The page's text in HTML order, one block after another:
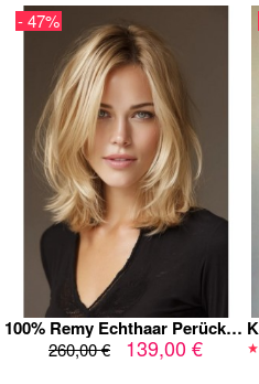
100% Remy Echthaar Perücke Damen Maschinengefertigt – Long Bob Hellblond, Schulterlang, Stufig, Natürliches Volumen, Seitenscheitel
260,00 € 139,00 €
- 47%